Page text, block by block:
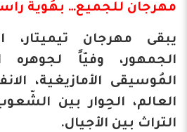
مهرجان للجميع… بهُوية
​يبقى مهرجان
الجمهور، وفيّاً لجوهره
المُوسيقى الأمازيغية،
العالم، الحِوار بين
التراث بين الأجيال.